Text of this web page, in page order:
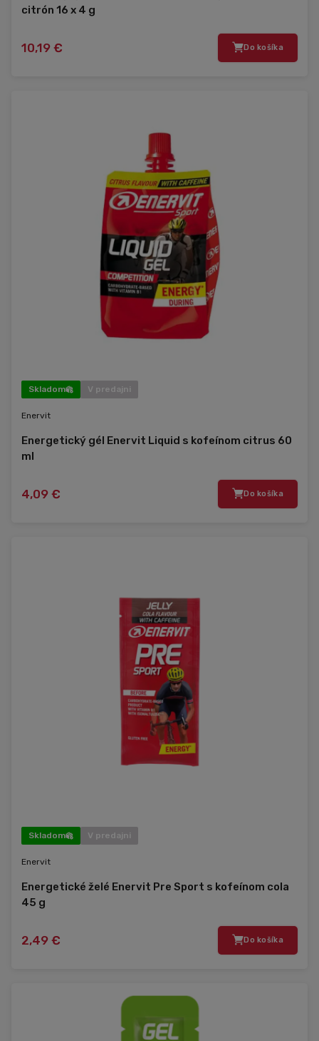
citrón 16 x 4 g
10,19 € Do košíka
Skladom V predajni
Enervit
Energetický gél Enervit Liquid s kofeínom citrus 60
ml
4,09 € Do košíka
Skladom V predajni
Enervit
Energetické želé Enervit Pre Sport s kofeínom cola
45 g
2,49 € Do košíka